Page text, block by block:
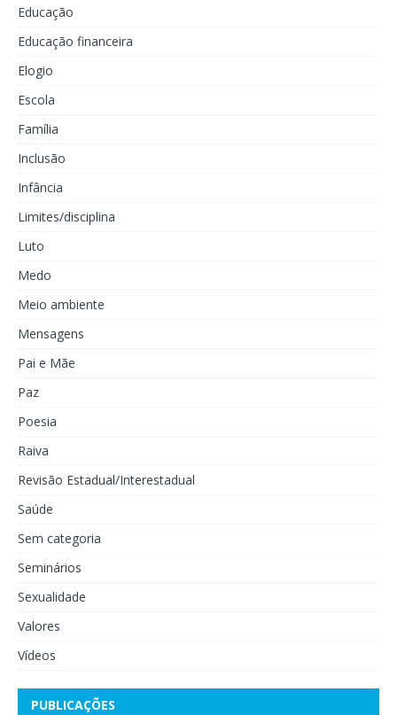
Educação
Educação financeira
Elogio
Escola
Família
Inclusão
Infância
Limites/disciplina
Luto
Medo
Meio ambiente
Mensagens
Pai e Mãe
Paz
Poesia
Raiva
Revisão Estadual/Interestadual
Saúde
Sem categoria
Seminários
Sexualidade
Valores
Vídeos
PUBLICAÇÕES